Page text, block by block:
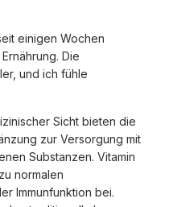
einigen Wochen
Die
und ich fühle
Sicht bieten die
zur Versorgung mit
Substanzen. Vitamin
normalen
Immunfunktion bei.